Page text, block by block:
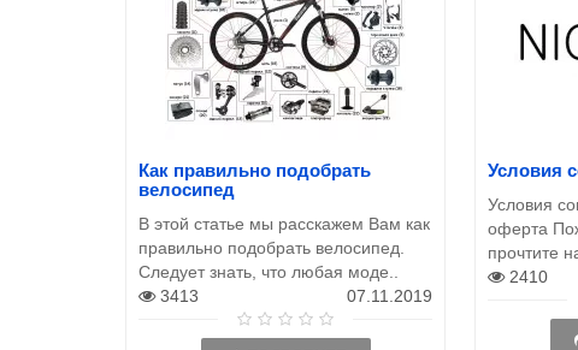
Как правильно подобрать
велосипед
В этой статье мы расскажем Вам как
правильно подобрать велосипед.
Следует знать, что любая моде..
3413
07.11.2019
Условия
Условия
оферта
прочтите
2410